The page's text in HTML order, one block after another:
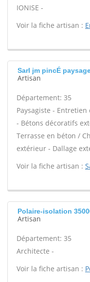
IONISE -
Voir la fiche artisan :
Sarl jm pincÉ
Artisan
Département: 35
Paysagiste -
- Bétons décoratifs
Terrasse en béton /
extérieur - Dallage
Voir la fiche artisan :
Polaire-isolation
Artisan
Département: 35
Architecte -
Voir la fiche artisan :